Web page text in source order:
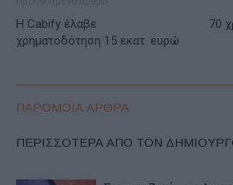
Η Cabify έλαβε
χρηματοδότηση 15 εκατ. ευρώ
70
ΠΑΡΟΜΟΙΑ ΑΡΘΡΑ
ΠΕΡΙΣΣΟΤΕΡΑ ΑΠΟ ΤΟΝ